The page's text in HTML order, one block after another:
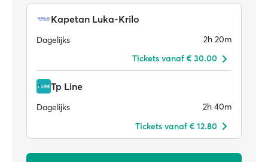
Kapetan Luka-Krilo
Dagelijks
2h 20m
Tickets vanaf € 30.00
Tp Line
Dagelijks
2h 40m
Tickets vanaf € 12.80